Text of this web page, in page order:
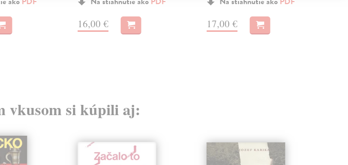
16,00 € 17,00 €
vkusom si kúpili aj: